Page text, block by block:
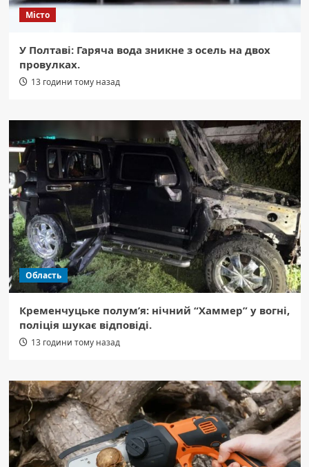
Місто
У Полтаві: Гаряча вода зникне з осель на двох
провулках.
13 години тому назад
Область
Кременчуцьке полум’я: нічний “Хаммер” у вогні,
поліція шукає відповіді.
13 години тому назад